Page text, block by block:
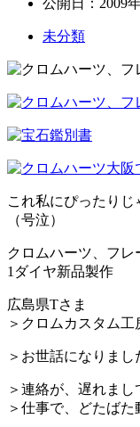
未分類
これ私にぴったりじ
（号泣）
クロムハーツ、フレ
1ダイヤ新品製作
広島県Tさま
＞クロムカスタム
＞お世話になりまし
＞連絡が、遅れま
＞仕事で、どたば